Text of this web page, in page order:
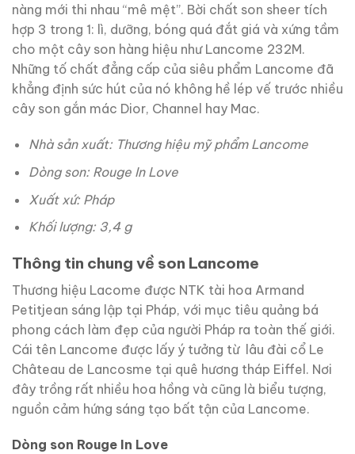
nàng mới thi nhau “mê mệt”. Bời chất son sheer tích
hợp 3 trong 1: lì, dưỡng, bóng quá đắt giá và xứng tầm
cho một cây son hàng hiệu như Lancome 232M.
Những tố chất đẳng cấp của siêu phẩm Lancome đã
khẳng định sức hút của nó không hề lép vế trước nhiều
cây son gắn mác Dior, Channel hay Mac.
Nhà sản xuất: Thương hiệu mỹ phẩm Lancome
Dòng son: Rouge In Love
Xuất xứ: Pháp
Khối lượng: 3,4 g
Thông tin chung về son Lancome
Thương hiệu Lacome được NTK tài hoa Armand
Petitjean sáng lập tại Pháp, với mục tiêu quảng bá
phong cách làm đẹp của người Pháp ra toàn thế giới.
Cái tên Lancome được lấy ý tưởng từ lâu đài cổ Le
Château de Lancosme tại quê hương tháp Eiffel. Nơi
đây trồng rất nhiều hoa hồng và cũng là biểu tượng,
nguồn cảm hứng sáng tạo bất tận của Lancome.
Dòng son Rouge In Love